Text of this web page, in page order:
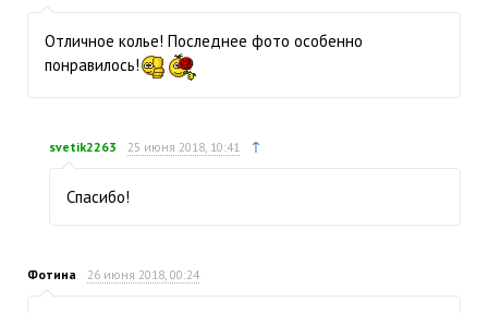
Отличное колье! Последнее фото особенно
понравилось!
svetik2263 25 июня 2018, 10:41 ↑
Спасибо!
Фотина 26 июня 2018, 00:24